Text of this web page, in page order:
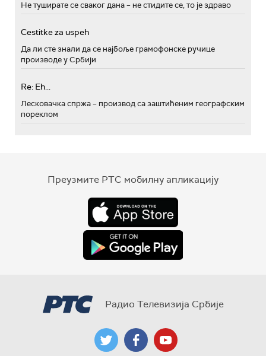
Не туширате се сваког дана – не стидите се, то је здраво
Cestitke za uspeh
Да ли сте знали да се најбоље грамофонске ручице
производе у Србији
Re: Eh...
Лесковачка спржа – производ са заштићеним географским
пореклом
Преузмите РТС мобилну апликацију
Радио Телевизија Србије